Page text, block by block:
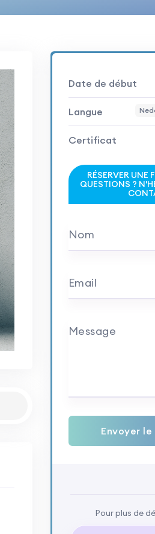
Date de début
Langue
Certificat
RÉSERVER UNE
QUESTIONS ?
Nom
Email
Message
Envoyer le
Pour plus de